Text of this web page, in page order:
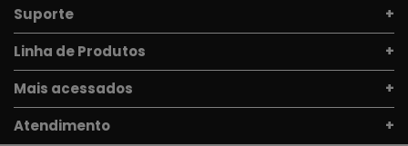
Suporte
Linha de Produtos
Mais acessados
Atendimento